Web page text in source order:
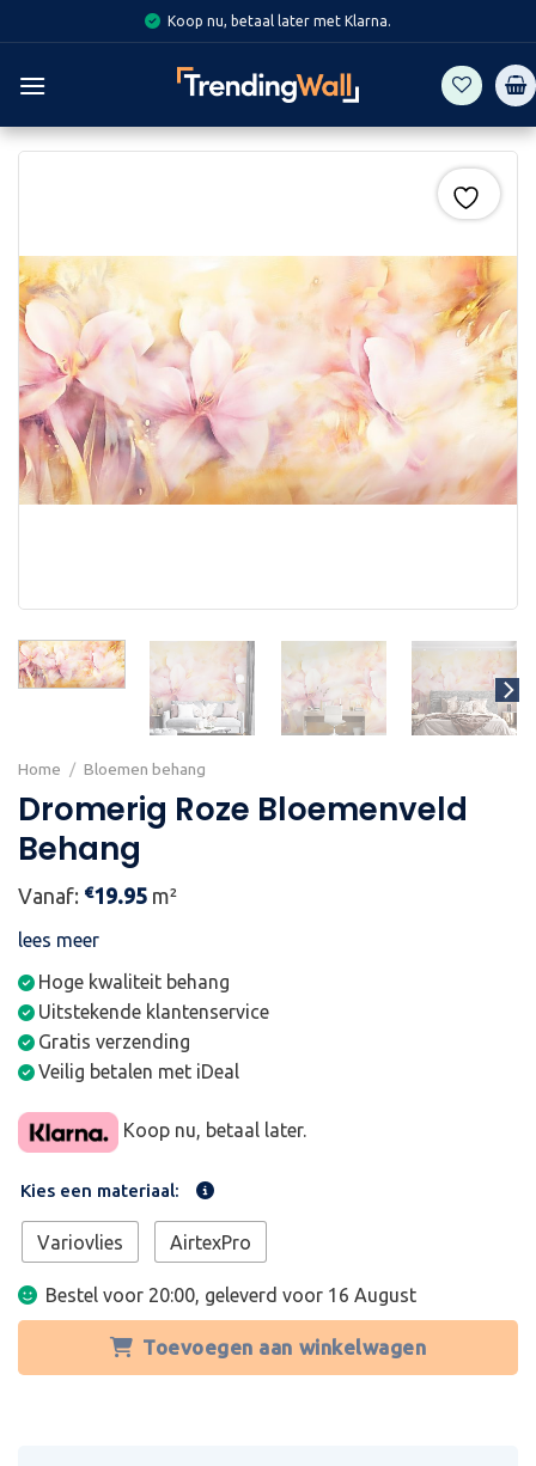
to
content
Koop nu, betaal later met Klarna.
Home / Bloemen behang
Dromerig Roze Bloemenveld
Behang
Vanaf: €19.95 m²
lees meer
Hoge kwaliteit behang
Uitstekende klantenservice
Gratis verzending
Veilig betalen met iDeal
Koop nu, betaal later.
Kies een materiaal:
Variovlies AirtexPro
Bestel voor 20:00, geleverd voor 16 August
Toevoegen aan winkelwagen